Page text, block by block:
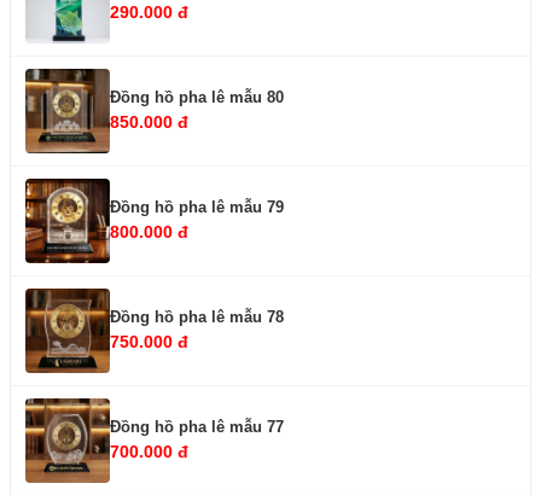
290.000 đ
Đồng hồ pha lê mẫu 80
850.000 đ
Đồng hồ pha lê mẫu 79
800.000 đ
Đồng hồ pha lê mẫu 78
750.000 đ
Đồng hồ pha lê mẫu 77
700.000 đ